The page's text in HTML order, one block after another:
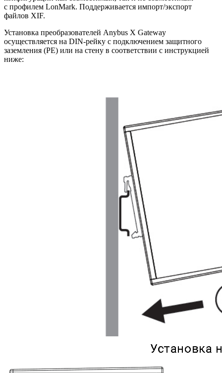
с профилем LonMark. Поддерживается импорт/экспорт
файлов XIF.
Установка преобразователей Anybus X Gateway
осуществляется на DIN-рейку с подключением защитного
заземления (РЕ) или на стену в соответствии с инструкцией
ниже: